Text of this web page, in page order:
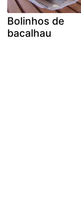
Bolinhos de
bacalhau